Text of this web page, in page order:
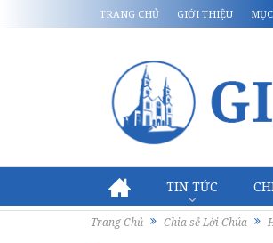
TRANG CHỦ GIỚI THIỆU
TIN TỨC
Trang Chủ Chia sẻ Lời Chúa